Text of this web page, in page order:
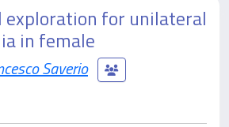
exploration for unilateral
in female
Saverio